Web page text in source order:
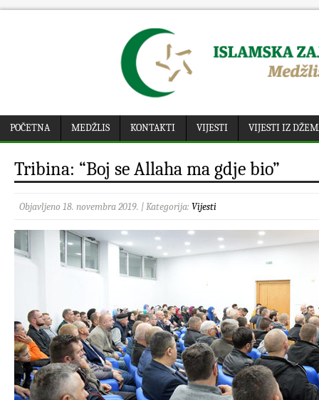
POČETNA MEDŽLIS KONTAKTI VIJESTI VIJESTI IZ
Tribina: “Boj se Allaha ma gdje bio”
Objavljeno 18. novembra 2019. | Kategorija: Vijesti